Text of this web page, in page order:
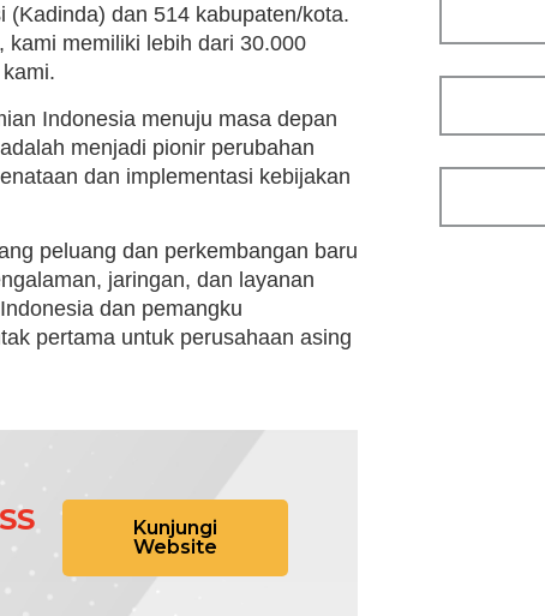
dan 514 kabupaten/kota.
kami memiliki lebih dari 30.000
Indonesia menuju masa depan
menjadi pionir perubahan
dan implementasi kebijakan
peluang dan perkembangan baru
jaringan, dan layanan
dan pemangku
pertama untuk perusahaan asing
Kunjungi
Website